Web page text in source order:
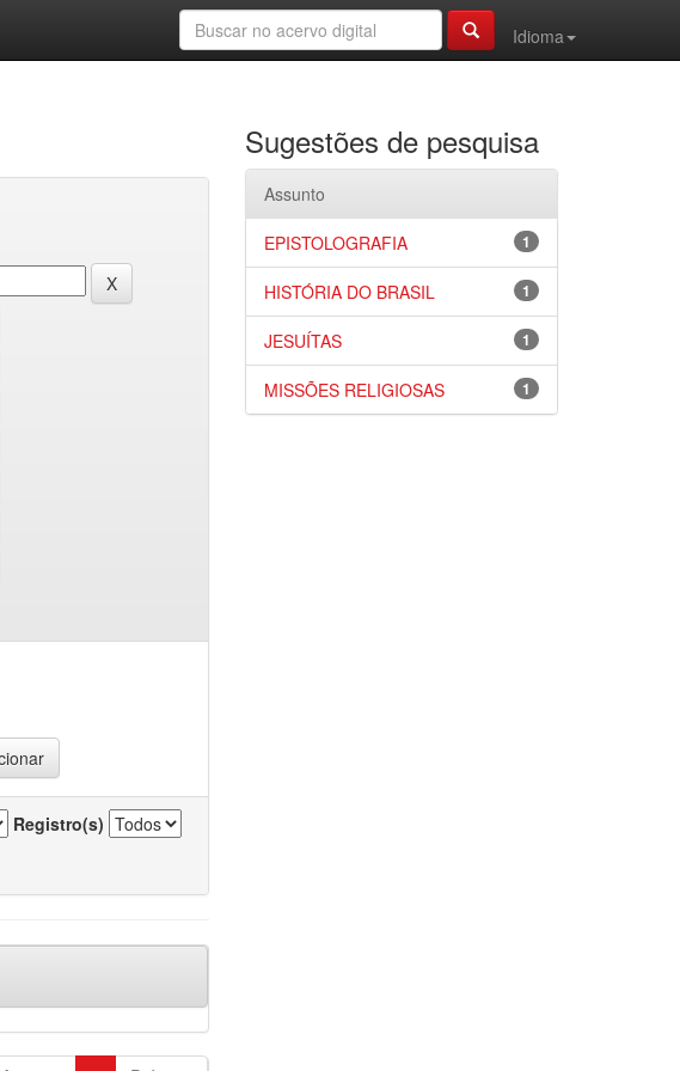
Idioma
Registro(s)
Sugestões de pesquisa
Assunto
1
EPISTOLOGRAFIA
1
HISTÓRIA DO BRASIL
1
JESUÍTAS
1
MISSÕES RELIGIOSAS